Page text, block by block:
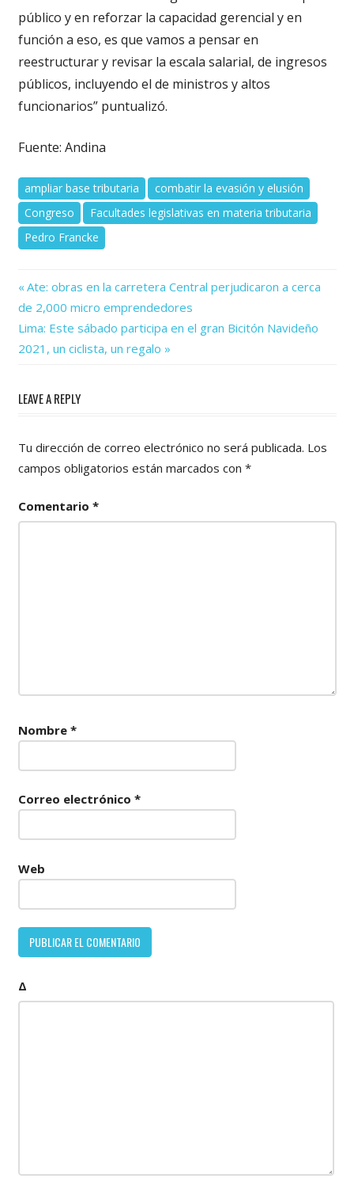
público y en reforzar la capacidad gerencial y en
función a eso, es que vamos a pensar en
reestructurar y revisar la escala salarial, de ingresos
públicos, incluyendo el de ministros y altos
funcionarios” puntualizó.
Fuente: Andina
ampliar base tributaria
combatir la evasión y elusión
Congreso
Facultades legislativas en materia tributaria
Pedro Francke
Navegación
de
entradas
Previous
Post:
Ate: obras en la carretera Central perjudicaron a cerca
de 2,000 micro emprendedores
Next
Post:
Lima: Este sábado participa en el gran Bicitón Navideño
2021, un ciclista, un regalo
LEAVE A REPLY
Tu dirección de correo electrónico no será publicada. Los
campos obligatorios están marcados con *
Comentario *
Nombre *
Correo electrónico *
Web
Δ